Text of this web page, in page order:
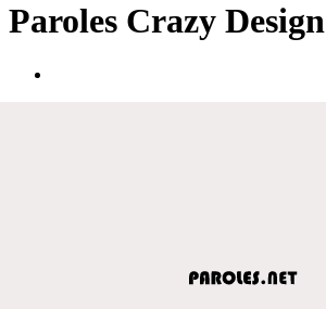
Paroles Crazy Design